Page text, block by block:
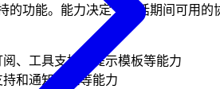
的功能。能力决定了会话期间可用的
、工具支持和提示模板等能力
和通知处理等能力